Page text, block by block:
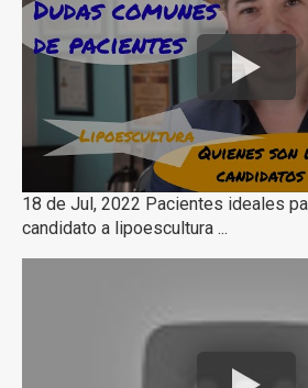
18 de Jul, 2022 Pacientes ideales
candidato a lipoescultura ...